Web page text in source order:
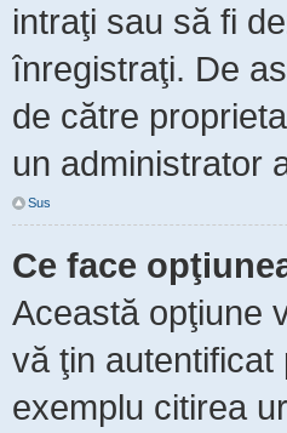
intraţi sau să fi
înregistraţi. De
de către
un administrator
Sus
Ce face
Această opţiune
vă ţin
exemplu citirea